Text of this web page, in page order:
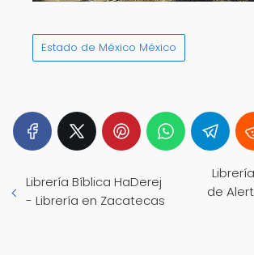
Estado de México México
Librería Bíblica HaDerej
- Librería en Zacatecas
de